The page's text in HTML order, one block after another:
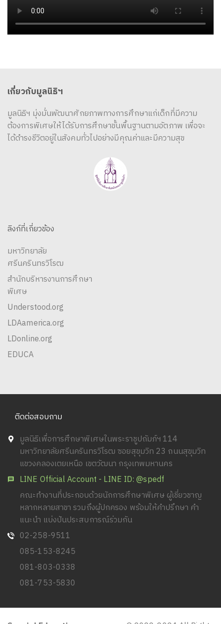
เกี่ยวกับมูลนิธิฯ
มูลนิธิฯ มุ่งมั่นพัฒนาศักยภาพทางการศึกษาแก่เด็กที่มีความ
ต้องการพิเศษให้ได้รับการศึกษาขั้นพื้นฐานตามอัตภาพ เพื่อจะ
ได้ดำรงชีวิตอยู่ในสังคมทั่วไปอย่างมีคุณค่าและมีความสุข
ลิงก์ที่เกี่ยวข้อง
มหาวิทยาลัย
ศรีนครินทรวิโรฒ
สำนักบริหารงานการศึกษา
พิเศษ
Understood.org
LDAamerica.org
LDonline.org
EDUCA
ติดต่อสอบถาม
มูลนิธิเพื่อการศึกษาพิเศษในพระราชูปถัมภ์ฯ 114
มหาวิทยาลัยศรีนครินทรวิโรฒ ซอยสุขุมวิท 23 ถนนสุขุมวิท
แขวงคลองเตยเหนือ เขตวัฒนา กรุงเทพมหานคร
LINE Official Account - LINE ID: @spedf
คณะทำงานที่ประกอบด้วยนักการศึกษาพิเศษ ผู้เชี่ยวชาญ
หลากหลายสาขา รวมถึงผู้ปกครอง พร้อมให้คำปรึกษา คำ
แนะนำ แบ่งปันประสบการณ์ร่วมกัน
02-258-9511
085-153-8245
081-803-0338
081-753-5830